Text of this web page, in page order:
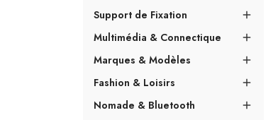
Support de Fixation 
Multimédia & Connectique 
Marques & Modèles 
Fashion & Loisirs 
Nomade & Bluetooth 